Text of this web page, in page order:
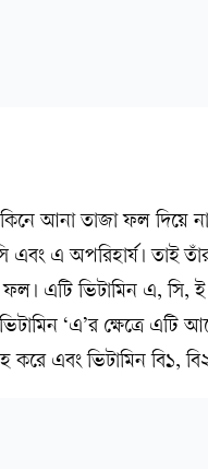
আনা তাজা ফল দিয়ে
এবং এ অপরিহার্য। তাই
ফল। এটি ভিটামিন এ, সি,
‘এ’র ক্ষেত্রে এটি
এবং ভিটামিন বি১,